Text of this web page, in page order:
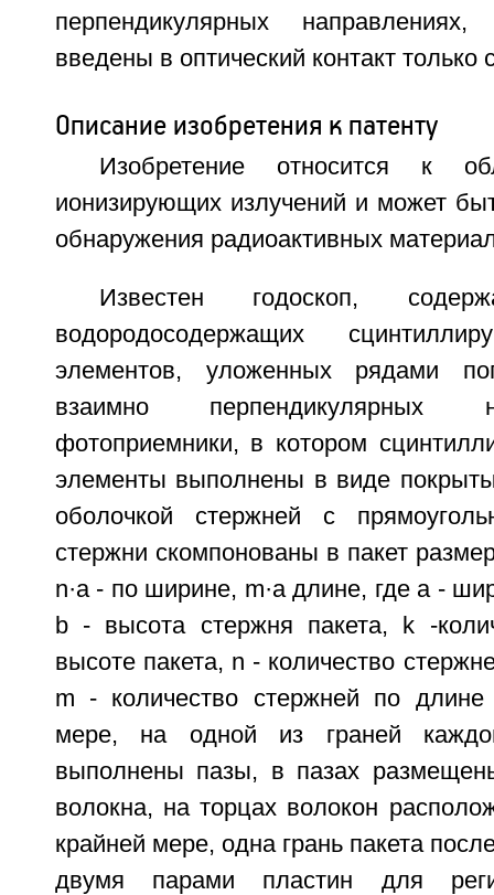
перпендикулярных
введены в оптический контакт только
Описание изобретения к патенту
Изобретение относится к
ионизирующих излучений и может
обнаружения радиоактивных
Известен годоскоп,
водородосодержащих
элементов, уложенных рядами
взаимно перпендикулярных
фотоприемники, в котором
элементы выполнены в виде
оболочкой стержней с
стержни скомпонованы в пакет
n·a - по ширине, m·а длине, где a -
b - высота стержня пакета, k -
высоте пакета, n - количество
m - количество стержней по длине
мере, на одной из граней
выполнены пазы, в пазах
волокна, на торцах волокон
крайней мере, одна грань пакета
двумя парами пластин для